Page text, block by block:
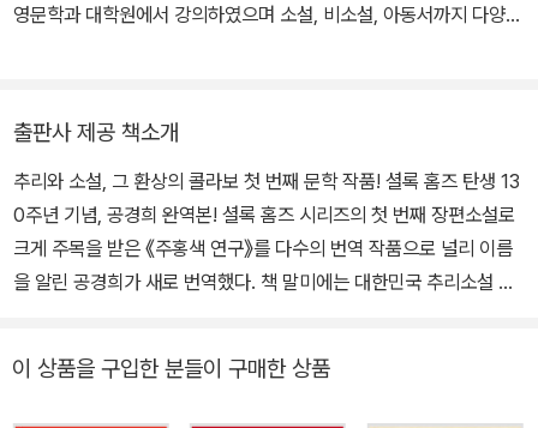
1902)에 야전병원의 군의관으로 복무했는데, 그 동안 『위대한 보어
인공을 교묘한 방법으로 다시 살려냄으로써 홈즈 시리즈를 재개했다.
으로 사망했으며, 얼마 지나지 않아 진 레키와 재혼했다. 1차 세계대
전에 참전한 그의 아들이 솜 전투에서 입은 부상 후유증으로 사망하
자 큰 실의에 빠졌다. 1927년 그의 마지막 책 『셜록 홈즈 사건집』이
출간되었고, 1930년 심장병으로 사망했다.
영문학과 대학원에서 강의하였으며 소설, 비소설, 아동서까지 다양한
함께한 화요일』, 『파이 이야기』, 『우리는 사랑일까』, 『마시멜로 이야
기』, 『타샤의 정원』, 『나이팅게일』 등이 있으며, 에세이 『아직도 거기,
머물다』를 썼다.
출판사 제공 책소개
추리와 소설, 그 환상의 콜라보 첫 번째 문학 작품! 셜록 홈즈 탄생 13
0주년 기념, 공경희 완역본! 셜록 홈즈 시리즈의 첫 번째 장편소설로
크게 주목을 받은 《주홍색 연구》를 다수의 번역 작품으로 널리 이름
을 알린 공경희가 새로 번역했다. 책 말미에는 대한민국 추리소설 대
거리를 제공한다. 문학으로서의 추리소설, 새로운 장르의 페이지를
이 상품을 구입한 분들이 구매한 상품